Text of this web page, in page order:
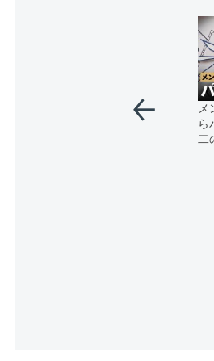
ら
二